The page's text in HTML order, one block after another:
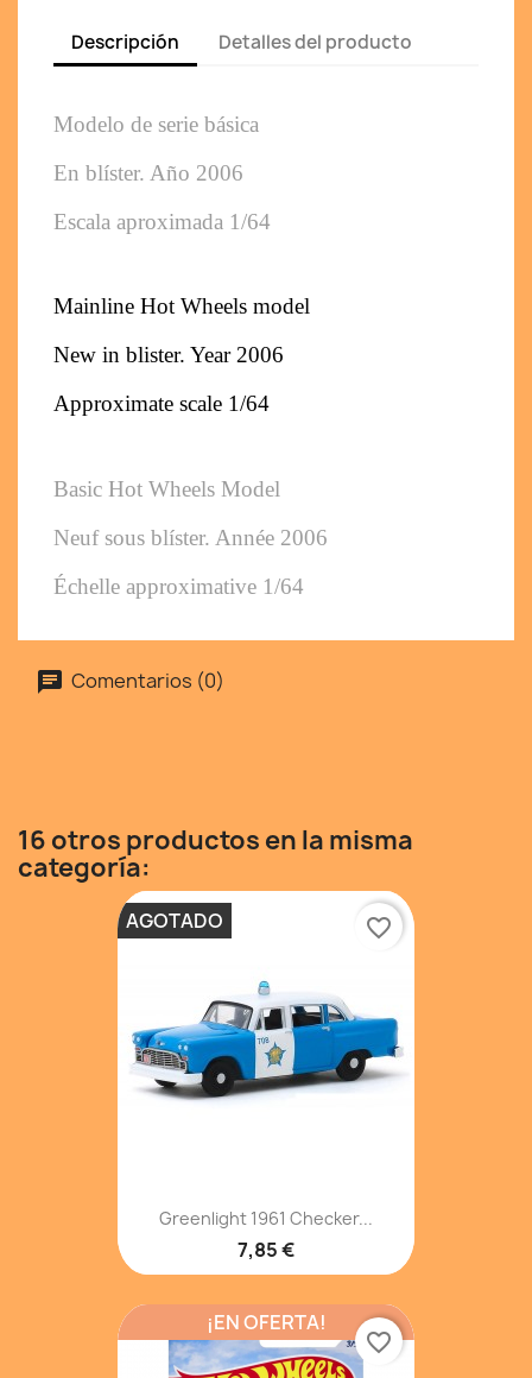
Descripción Detalles del producto
Modelo de serie básica
En blíster. Año 2006
Escala aproximada 1/64
Mainline Hot Wheels model
New in blister. Year 2006
Approximate scale 1/64
Basic Hot Wheels Model
Neuf sous blíster. Année 2006
Échelle approximative 1/64
Comentarios (0)
16 otros productos en la misma
categoría:
Greenlight 1961 Checker...
7,85 €
AGOTADO favorite_border
¡EN OFERTA!
favorite_border